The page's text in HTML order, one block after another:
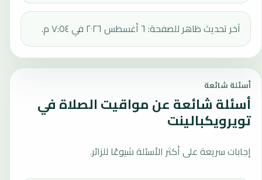
آخر تحديث ظاهر للصفحة: ٦ أغسطس ٢٠٢٦ في ٧:٥٤ م.
أسئلة شائعة
أسئلة شائعة عن مواقيت الصلاة في
تويرويكبالينت
إجابات سريعة على أكثر الأسئلة شيوعًا للزائر.